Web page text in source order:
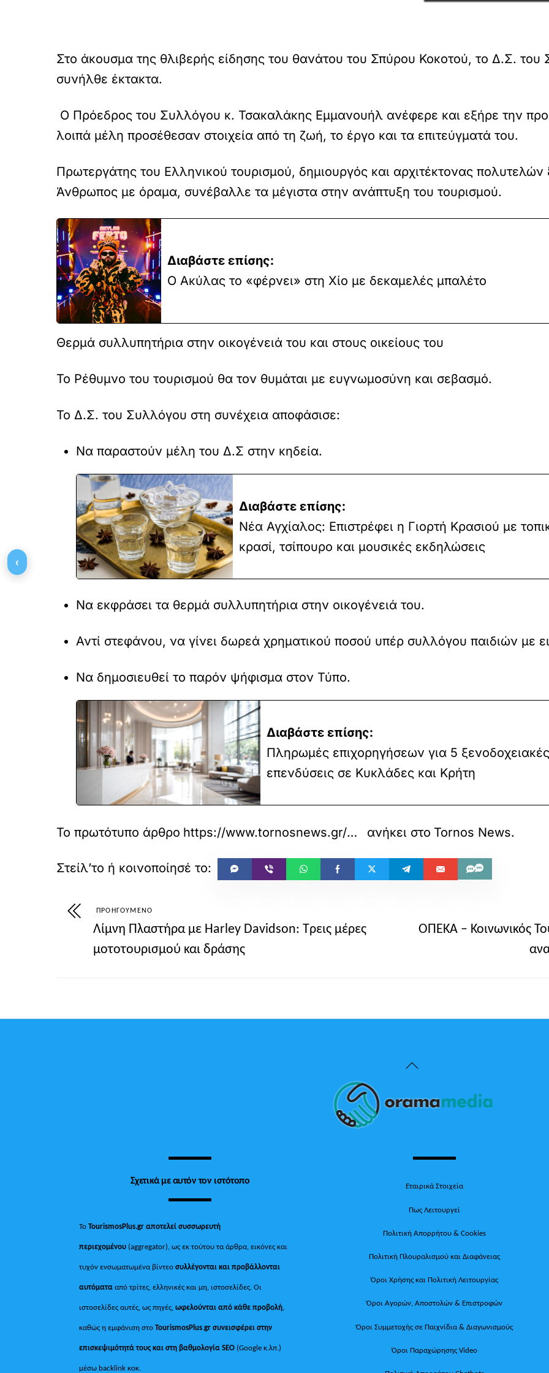
Στο άκουσμα της θλιβερής είδησης του θανάτου του Σπύρου Κοκοτού, το Δ.Σ.
συνήλθε έκτακτα.
Ο Πρόεδρος του Συλλόγου κ. Τσακαλάκης Εμμανουήλ ανέφερε και εξήρε την
λοιπά μέλη προσέθεσαν στοιχεία από τη ζωή, το έργο και τα επιτεύγματά του.
Πρωτεργάτης του Ελληνικού τουρισμού, δημιουργός και αρχιτέκτονας
Άνθρωπος με όραμα, συνέβαλλε τα μέγιστα στην ανάπτυξη του τουρισμού.
Διαβάστε επίσης:
Ο Ακύλας το «φέρνει» στη Χίο με δεκαμελές μπαλέτο
Θερμά συλλυπητήρια στην οικογένειά του και στους οικείους του
Το Ρέθυμνο του τουρισμού θα τον θυμάται με ευγνωμοσύνη και σεβασμό.
Το Δ.Σ. του Συλλόγου στη συνέχεια αποφάσισε:
Να παραστούν μέλη του Δ.Σ στην κηδεία.
Διαβάστε επίσης:
Νέα Αγχίαλος: Επιστρέφει η Γιορτή Κρασιού με
κρασί, τσίπουρο και μουσικές εκδηλώσεις
Να εκφράσει τα θερμά συλλυπητήρια στην οικογένειά του.
Αντί στεφάνου, να γίνει δωρεά χρηματικού ποσού υπέρ συλλόγου παιδιών με
Να δημοσιευθεί το παρόν ψήφισμα στον Τύπο.
Διαβάστε επίσης:
Πληρωμές επιχορηγήσεων για 5
επενδύσεις σε Κυκλάδες και Κρήτη
Το πρωτότυπο άρθρο https://www.tornosnews.gr/mobile/foreis/75371-ex-rethymnoy-pshfisma-gia-ton-thanato-toy-spyroy-kokotoy.html ανήκει στο Tornos News.
ΠΡΟΗΓΟΎΜΕΝΟ
Λίμνη Πλαστήρα με Harley Davidson: Τρεις μέρες
μοτοτουρισμού και δράσης
ΟΠΕΚΑ – Κοινωνικός
Back
Top
Σχετικά με αυτόν τον ιστότοπο
ΤοTourismosPlus.gr αποτελεί συσσωρευτή
περιεχομένου (aggregator), ως εκ τούτου τα άρθρα, εικόνες και
τυχόν ενσωματωμένα βίντεοσυλλέγονται και προβάλλονται
αυτόματααπό τρίτες, ελληνικές και μη, ιστοσελίδες. Οι
ιστοσελίδες αυτές, ως πηγές,ωφελούνται από κάθε προβολή,
καθώς η εμφάνιση στοTourismosPlus.gr συνεισφέρει στην
επισκεψιμότητά τους και στη βαθμολογία SEO (Google κ.λπ.)
μέσω backlink κοκ.
Εταιρικά Στοιχεία
Πως Λειτουργεί
Πολιτική Απορρήτου & Cookies
Πολιτική Πλουραλισμού και Διαφάνειας
Όροι Χρήσης και Πολιτική Λειτουργίας
Όροι Αγορών, Αποστολών & Επιστροφών
Όροι Συμμετοχής σε Παιχνίδια & Διαγωνισμούς
Όροι Παραχώρησης Video
‹